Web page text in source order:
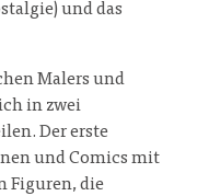
und das
Malers und
in zwei
Der erste
und Comics mit
Figuren, die